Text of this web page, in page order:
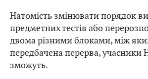
Натомість змінювати порядок
предметних тестів або
двома різними блоками, між
передбачена перерва,
зможуть.